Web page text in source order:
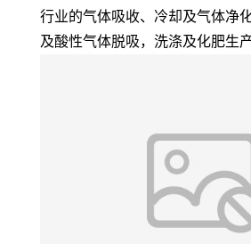
行业的气体吸收、冷却及气体净
及酸性气体脱吸，洗涤及化肥生